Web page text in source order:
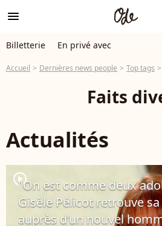
menu
Billetterie En privé avec
Accueil Dernières news people Top tags
Faits
Actualités
player2
"On est comme deux
Gisèle Pélicot retrouve
auprès d’un nouvel